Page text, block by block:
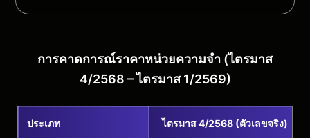
การคาดการณ์ราคาหน่วยความจำ (ไตรมาส
4/2568 – ไตรมาส 1/2569)
ประเภท ไตรมาส 4/2568 (ตัวเลขจริง)